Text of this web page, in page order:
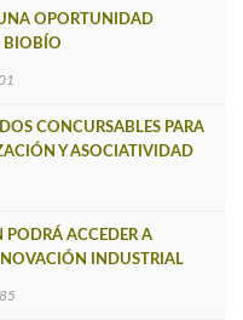
OPORTUNIDAD
BIOBÍO
CONCURSABLES PARA
Y ASOCIATIVIDAD
PODRÁ ACCEDER A
INDUSTRIAL